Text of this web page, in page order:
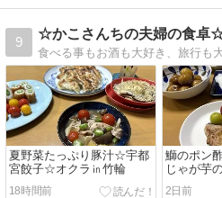
9
☆かこさんちの夫婦の食卓
夏野菜たっぷり豚汁☆宇都
宮餃子☆オクラ㏌竹輪
18時間前
鰤のポン
じゃが芋
子犬の件
2日前